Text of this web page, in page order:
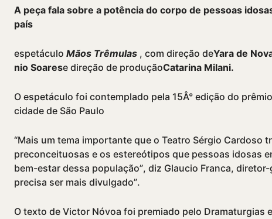
A peça fala sobre a potência do corpo de pessoas
paí­s
espetáculo Mãos Trêmulas , com direção deYara de
nio Soarese direção de produçãoCatarina Milani.
O espetáculo foi contemplado pela 15Â° edição do
cidade de São Paulo
“Mais um tema importante que o Teatro Sérgio Cardoso
preconceituosas e os estereótipos que pessoas idosas
bem-estar dessa população”, diz Glaucio Franca,
precisa ser mais divulgado”.
O texto de Victor Nóvoa foi premiado pelo Dramaturgias